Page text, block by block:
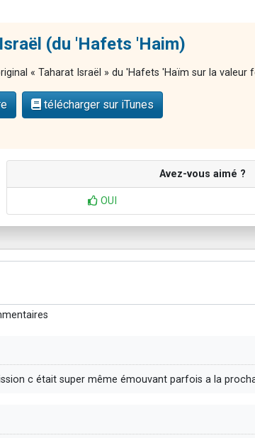
(du 'Hafets 'Haim)
« Taharat Israël » du 'Hafets 'Haïm sur la
télécharger sur iTunes
Avez-vous aimé ?
OUI
c était super même émouvant parfois a la